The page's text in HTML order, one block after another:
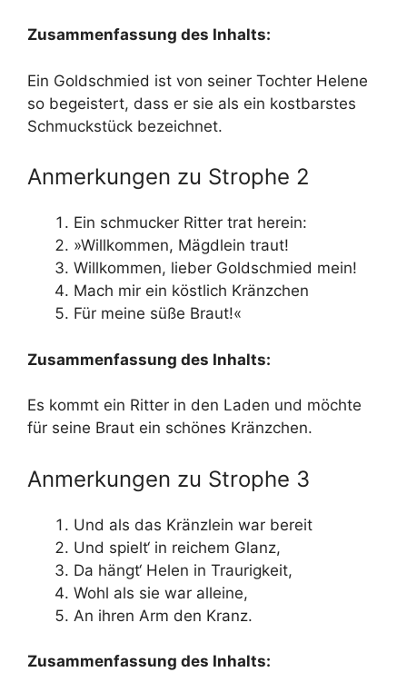
Zusammenfassung des Inhalts:
Ein Goldschmied ist von seiner Tochter Helene
so begeistert, dass er sie als ein kostbarstes
Schmuckstück bezeichnet.
Anmerkungen zu Strophe 2
Ein schmucker Ritter trat herein:
»Willkommen, Mägdlein traut!
Willkommen, lieber Goldschmied mein!
Mach mir ein köstlich Kränzchen
Für meine süße Braut!«
Zusammenfassung des Inhalts:
Es kommt ein Ritter in den Laden und möchte
für seine Braut ein schönes Kränzchen.
Anmerkungen zu Strophe 3
Und als das Kränzlein war bereit
Und spielt‘ in reichem Glanz,
Da hängt‘ Helen in Traurigkeit,
Wohl als sie war alleine,
An ihren Arm den Kranz.
Zusammenfassung des Inhalts: